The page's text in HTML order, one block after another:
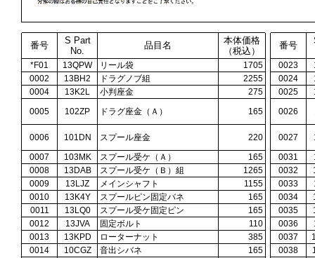
番号
S Part
No.
品目名
本体価格
（税込）
番号
*F01 13QPW リール袋 1705 0023
0002
13BH2 ドラグノブ組 2255 0024
0004
13K2L 小判座金 275 0025
0005
102ZP ドラグ座金（Ａ） 165 0026
0006 101DN スプール座金 220 0027
0007
103MK スプール受ケ（Ａ） 165 0031
0008
13DAB スプール受ケ（Ｂ）組 1265 0032
0009
13LJZ メインシャフト 1155 0033
0010
13K4Y スプールピン固定バネ 165 0034
0011
13LQ0 スプール受ケ固定ピン 165 0035
0012
13JVA 固定ボルト 110 0036
0013
13KPD ローターナット 385 0037
0014
10CGZ 音出シバネ 165 0038